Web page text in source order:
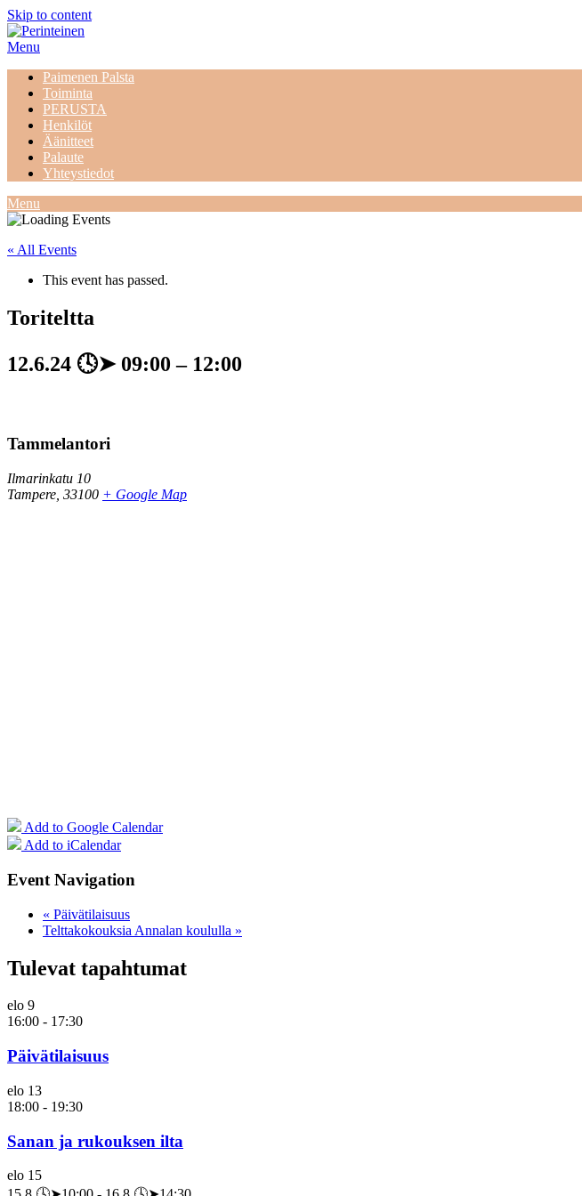
Skip to content
Menu
Paimenen Palsta
Toiminta
PERUSTA
Henkilöt
Äänitteet
Palaute
Yhteystiedot
Menu
« All Events
This event has passed.
Toriteltta
12.6.24 🕓➤ 09:00– 12:00
Tammelantori
Ilmarinkatu 10
Tampere 33100 + Google Map
Add to Google Calendar
Add to iCalendar
Event Navigation
« Päivätilaisuus
Telttakokouksia Annalan koululla »
Tulevat tapahtumat
elo 9
16:00 - 17:30
Päivätilaisuus
elo 13
18:00 - 19:30
Sanan ja rukouksen ilta
elo 15